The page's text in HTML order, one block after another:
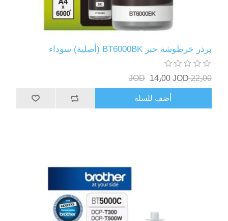
برذر خرطوشة حبر BT6000BK (أصلية) سوداء
22٫00 JOD 14٫00 JOD
أضف للسلة